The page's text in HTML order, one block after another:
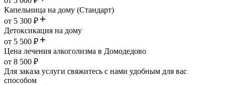
Капельница на дому (Стандарт)
от 5 300 ₽
Детоксикация на дому
от 5 500 ₽
Цена лечения алкоголизма в Домодедово
от 8 500 ₽
Для заказа услуги свяжитесь с нами удобным для вас
способом